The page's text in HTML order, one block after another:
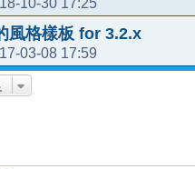
風格樣板 for 3.2.x
03-08 17:59